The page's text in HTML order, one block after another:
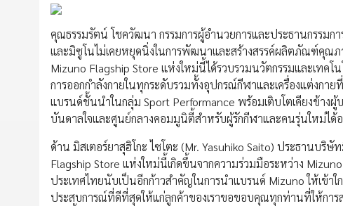
คุณธรรมรัตน์ โชควัฒนา กรรมการผู้อำนวยการและประธานกรรม
และมิซูโนไม่เคยหยุดนิ่งในการพัฒนาและสร้างสรรค์ผลิตภัณฑ์คุณ
Mizuno Flagship Store แห่งใหม่นี้ได้รวบรวมนวัตกรรมและเท
การออกกำลังกายในทุกระดับรวมทั้งอุปกรณ์กีฬาและเครื่องแต่งกา
แบรนด์ชั้นนำในกลุ่ม Sport Performance พร้อมเติบโตเคียงข้าง
บันดาลใจและศูนย์กลางคอมมูนิตี้สำหรับผู้รักกีฬาและคนรุ่นใหม่ได้อ
ด้าน มิสเตอร์ยาสุฮิโกะ ไซโตะ (Mr. Yasuhiko Saito) ประธานบริ
Flagship Store แห่งใหม่นี้เกิดขึ้นจากความร่วมมือระหว่าง
ประเทศไทยนับเป็นอีกก้าวสำคัญในการนำแบรนด์ Mizuno ให้เข้า
ประสบการณ์ที่ดีที่สุดให้แก่ลูกค้าของเราขอขอบคุณทุกท่านที่ให้กา